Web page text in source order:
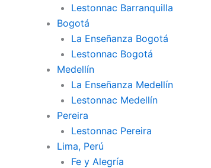
Lestonnac Barranquilla
Bogotá
La Enseñanza Bogotá
Lestonnac Bogotá
Medellín
La Enseñanza Medellín
Lestonnac Medellín
Pereira
Lestonnac Pereira
Lima, Perú
Fe y Alegría